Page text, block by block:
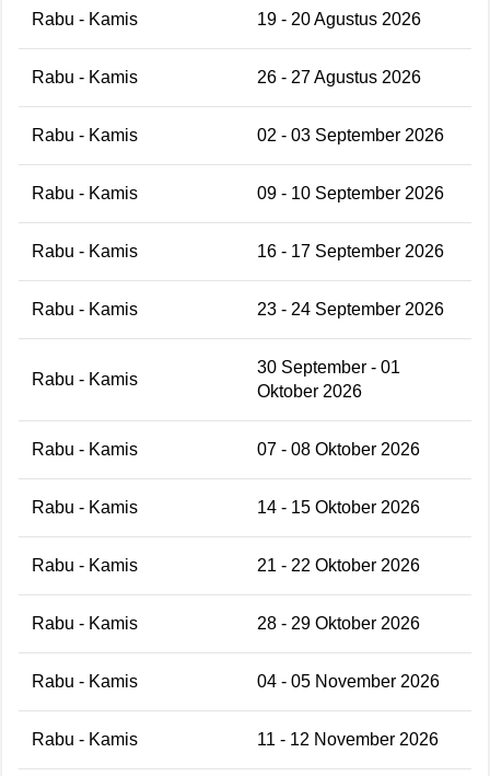
Rabu - Kamis 19 - 20 Agustus 2026
Rabu - Kamis 26 - 27 Agustus 2026
Rabu - Kamis 02 - 03 September 2026
Rabu - Kamis 09 - 10 September 2026
Rabu - Kamis 16 - 17 September 2026
Rabu - Kamis 23 - 24 September 2026
Rabu - Kamis
30 September - 01
Oktober 2026
Rabu - Kamis 07 - 08 Oktober 2026
Rabu - Kamis 14 - 15 Oktober 2026
Rabu - Kamis 21 - 22 Oktober 2026
Rabu - Kamis 28 - 29 Oktober 2026
Rabu - Kamis 04 - 05 November 2026
Rabu - Kamis 11 - 12 November 2026